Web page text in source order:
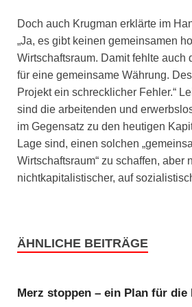
Doch auch Krugman erklärte im
„Ja, es gibt keinen gemeinsamen
Wirtschaftsraum. Damit fehlte auch
für eine gemeinsame Währung.
Projekt ein schrecklicher Fehler.“
sind die arbeitenden und
im Gegensatz zu den heutigen
Lage sind, einen solchen
Wirtschaftsraum“ zu schaffen, aber
nichtkapitalistischer, auf
ÄHNLICHE BEITRÄGE
Merz stoppen – ein Plan für die